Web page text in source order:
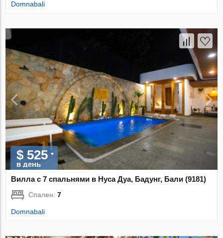
Domnabali
$ 525
в день
Вилла с 7 спальнями в Нуса Дуа, Бадунг, Бали (9181)
Спален:7
Domnabali